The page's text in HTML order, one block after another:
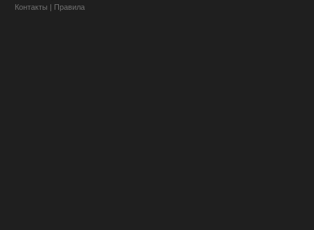
Контакты | Правила